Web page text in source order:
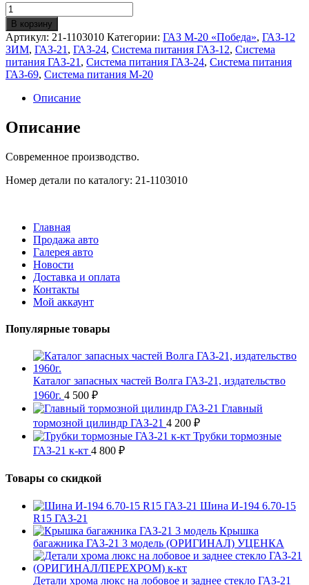
Количество
Крышка
бензинового
бака
в
сборе
ГАЗ-21/12/20/24/69
В корзину
Артикул: 21-1103010 Категории: ГАЗ М-20 «Победа», ГАЗ-12
ЗИМ, ГАЗ-21 , ГАЗ-24, Система питания ГАЗ-12, Система
питания ГАЗ-21 , Система питания ГАЗ-24, Система питания
ГАЗ-69, Система питания М-20
Описание
Описание
Современное производство.
Номер детали по каталогу: 21-1103010
Главная
Продажа авто
Галерея авто
Новости
Доставка и оплата
Контакты
Мой аккаунт
Популярные товары
Каталог запасных частей Волга ГАЗ-21, издательство
1960г. 4 500 ₽
Главный
тормозной цилиндр ГАЗ-21 4 200 ₽
Трубки тормозные
ГАЗ-21 к-кт 4 800 ₽
Товары со скидкой
Шина И-194 6.70-15
R15 ГАЗ-21
Крышка
багажника ГАЗ-21 3 модель (ОРИГИНАЛ) УЦЕНКА
Детали хрома люкс на лобовое и заднее стекло ГАЗ-21